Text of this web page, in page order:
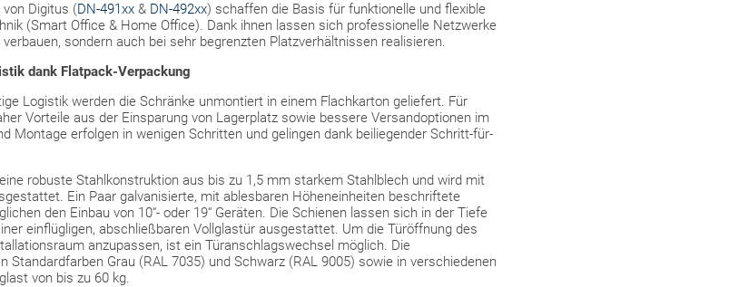
von Digitus (DN-491xx & DN-492xx) schaffen die Basis für funktionelle und flexible
(Smart Office & Home Office). Dank ihnen lassen sich professionelle Netzwerke
sondern auch bei sehr begrenzten Platzverhältnissen realisieren.
dank Flatpack-Verpackung
Logistik werden die Schränke unmontiert in einem Flachkarton geliefert. Für
Vorteile aus der Einsparung von Lagerplatz sowie bessere Versandoptionen im
Montage erfolgen in wenigen Schritten und gelingen dank beiliegender Schritt-für-
robuste Stahlkonstruktion aus bis zu 1,5 mm starkem Stahlblech und wird mit
Ein Paar galvanisierte, mit ablesbaren Höheneinheiten beschriftete
den Einbau von 10“- oder 19“ Geräten. Die Schienen lassen sich in der Tiefe
einflügligen, abschließbaren Vollglastür ausgestattet. Um die Türöffnung des
anzupassen, ist ein Türanschlagswechsel möglich. Die
Standardfarben Grau (RAL 7035) und Schwarz (RAL 9005) sowie in verschiedenen
von bis zu 60 kg.